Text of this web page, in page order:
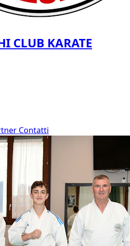
CLUB KARATE
Contatti